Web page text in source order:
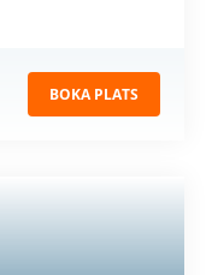
BOKA PLATS